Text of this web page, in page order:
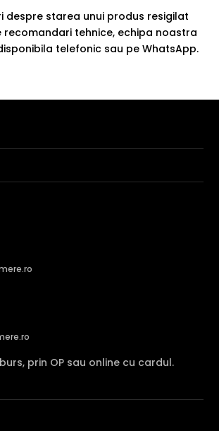
despre starea unui produs resigilat
recomandari tehnice, echipa noastra
telefonic sau pe WhatsApp.
prin OP sau online cu cardul.